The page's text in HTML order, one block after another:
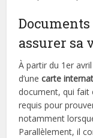
assurer sa
À partir du 1er
d’unecarte
document, qui fait
requis pour
notamment
Parallèlement, il